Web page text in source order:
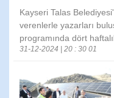
Kayseri Talas
verenlerle yazarları
programında dört
31-12-2024 | 20 : 30 01